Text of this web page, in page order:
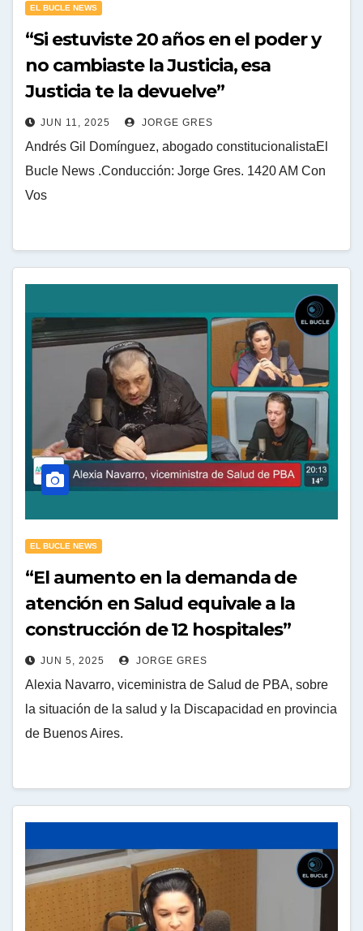
EL BUCLE NEWS
“Si estuviste 20 años en el poder y
no cambiaste la Justicia, esa
Justicia te la devuelve”
JUN 11, 2025 JORGE GRES
Andrés Gil Domínguez, abogado constitucionalistaEl
Bucle News .Conducción: Jorge Gres. 1420 AM Con
Vos
EL BUCLE NEWS
“El aumento en la demanda de
atención en Salud equivale a la
construcción de 12 hospitales”
JUN 5, 2025 JORGE GRES
Alexia Navarro, viceministra de Salud de PBA, sobre
la situación de la salud y la Discapacidad en provincia
de Buenos Aires.